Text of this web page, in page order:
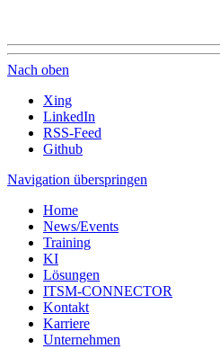
Nach oben
Xing
LinkedIn
RSS-Feed
Github
Navigation überspringen
Home
News/Events
Training
KI
Lösungen
ITSM-CONNECTOR
Kontakt
Karriere
Unternehmen